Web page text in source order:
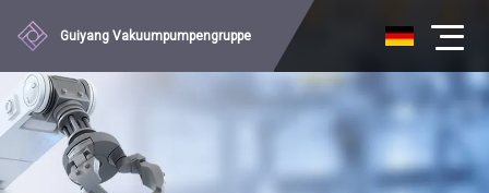
Guiyang Vakuumpumpengruppe